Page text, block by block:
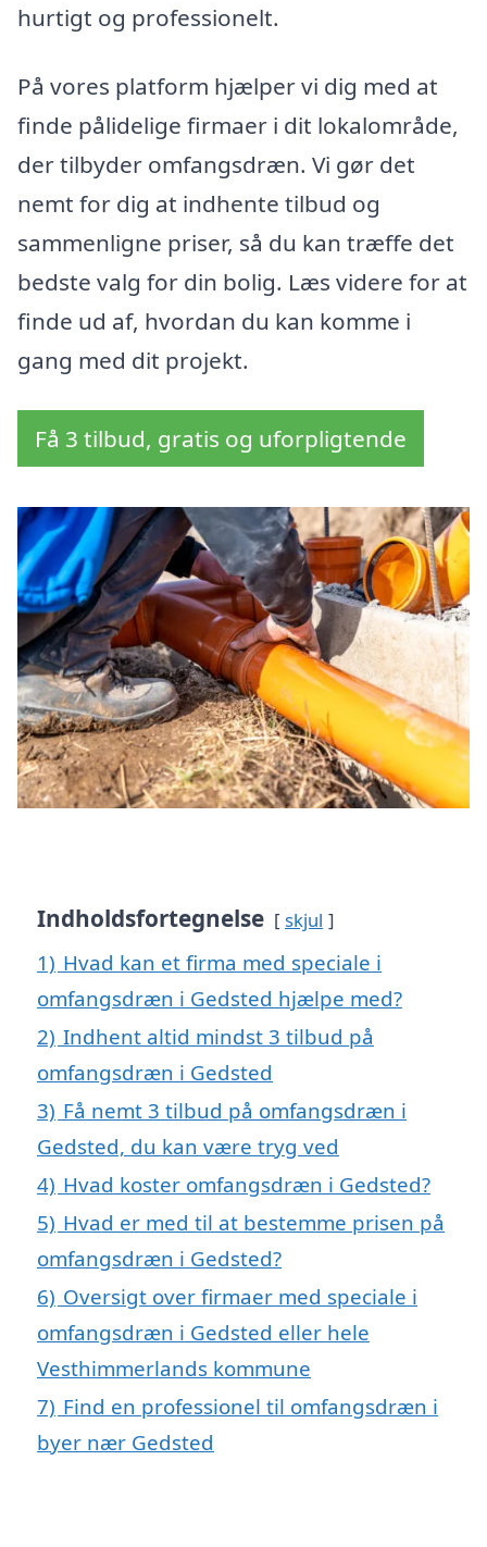
hurtigt og professionelt.
På vores platform hjælper vi dig med at
finde pålidelige firmaer i dit lokalområde,
der tilbyder omfangsdræn. Vi gør det
nemt for dig at indhente tilbud og
sammenligne priser, så du kan træffe det
bedste valg for din bolig. Læs videre for at
finde ud af, hvordan du kan komme i
gang med dit projekt.
Få 3 tilbud, gratis og uforpligtende
Indholdsfortegnelse skjul
1) Hvad kan et firma med speciale i
omfangsdræn i Gedsted hjælpe med?
2) Indhent altid mindst 3 tilbud på
omfangsdræn i Gedsted
3) Få nemt 3 tilbud på omfangsdræn i
Gedsted, du kan være tryg ved
4) Hvad koster omfangsdræn i Gedsted?
5) Hvad er med til at bestemme prisen på
omfangsdræn i Gedsted?
6) Oversigt over firmaer med speciale i
omfangsdræn i Gedsted eller hele
Vesthimmerlands kommune
7) Find en professionel til omfangsdræn i
byer nær Gedsted